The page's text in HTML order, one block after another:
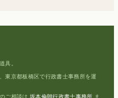
具。
東京都板橋区で行政書士事務所を運
ご相談は坂本倫朗行政書士事務所 ま